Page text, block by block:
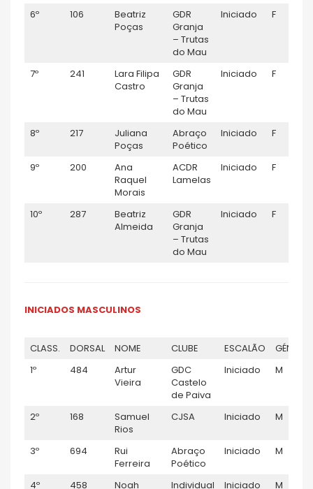
6º 106
Beatriz
Poças
GDR
Granja
– Trutas
do Mau
Iniciado F
7º 241
Lara Filipa
Castro
GDR
Granja
– Trutas
do Mau
Iniciado F
8º 217
Juliana
Poças
Abraço
Poético
Iniciado F
9º 200
Ana
Raquel
Morais
ACDR
Lamelas
Iniciado F
10º 287
Beatriz
Almeida
GDR
Granja
– Trutas
do Mau
Iniciado F
INICIADOS MASCULINOS
CLASS. DORSAL NOME CLUBE ESCALÃO
GÉNERO
1º
484
Artur
Vieira
GDC
Castelo
de Paiva
Iniciado M
2º 168
Samuel
Rios
CJSA Iniciado M
3º 694
Rui
Ferreira
Abraço
Poético
Iniciado M
4º 458
Noah
Individual Iniciado M